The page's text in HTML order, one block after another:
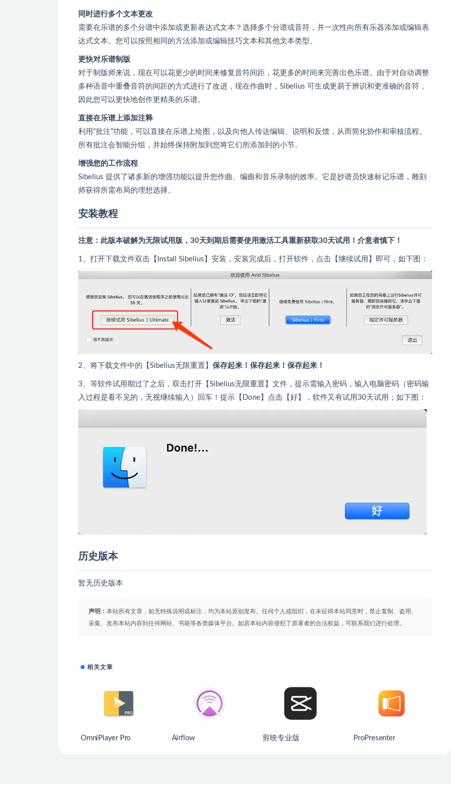
同时进行多个文本更改
需要在乐谱的多个分谱中添加或更新表达式文本？选择多个分谱或音符，并一次性向所有乐器添加或编辑表
达式文本。您可以按照相同的方法添加或编辑技巧文本和其他文本类型。
更快对乐谱制版
对于制版师来说，现在可以花更少的时间来修复音符间距，花更多的时间来完善出色乐谱。由于对自动调整
多种语音中重叠音符的间距的方式进行了改进，现在作曲时，Sibelius 可生成更易于辨识和更准确的音符，
因此您可以更快地创作更精美的乐谱。
直接在乐谱上添加注释
利用“批注”功能，可以直接在乐谱上绘图，以及向他人传达编辑、说明和反馈，从而简化协作和审核流程。
所有批注会智能分组，并始终保持附加到您将它们所添加到的小节。
增强您的工作流程
Sibelius 提供了诸多新的增强功能以提升您作曲、编曲和音乐录制的效率。它是抄谱员快速标记乐谱，雕刻
师获得所需布局的理想选择。
安装教程
注意：此版本破解为无限试用版，30天到期后需要使用激活工具重新获取30天试用！介意者慎下！
1、打开下载文件双击【Install Sibelius】安装，安装完成后，打开软件，点击【继续试用】即可，如下图：
2、将下载文件中的【Sibelius无限重置】 保存起来！保存起来！保存起来！
3、等软件试用期过了之后，双击打开【Sibelius无限重置】文件，提示需输入密码，输入电脑密码（密码输
入过程是看不见的，无视继续输入）回车！提示【Done】点击【好】，软件又有试用30天试用；如下图：
历史版本
暂无历史版本
声明： 本站所有文章，如无特殊说明或标注，均为本站原创发布。任何个人或组织，在未征得本站同意时，禁止复制、盗用、
采集、发布本站内容到任何网站、书籍等各类媒体平台。如若本站内容侵犯了原著者的合法权益，可联系我们进行处理。
相关文章
OmniPlayer Pro Airflow 剪映专业版 ProPresenter